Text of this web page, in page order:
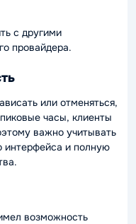
с другими
провайдера.
или отменяться,
часы, клиенты
важно учитывать
интерфейса и полную
возможность